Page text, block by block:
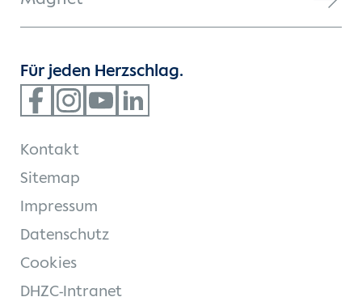
Für jeden Herzschlag.
Kontakt
Sitemap
Impressum
Datenschutz
Cookies
DHZC-Intranet